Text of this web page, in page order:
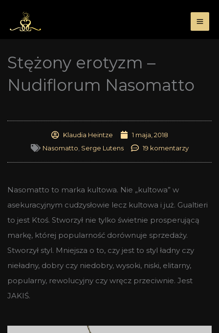
treści
Stężony erotyzm –
Nudiflorum Nasomatto
Klaudia Heintze
1 maja, 2018
Nasomatto Serge Lutens 19 komentarzy
Nasomatto to marka kultowa. Nie „kultowa” w
asekuracyjnym cudzysłowie lecz kultowa i już. Gualtieri
to jest Ktoś. Stworzył nie tylko świetnie prosperującą
markę, której popularność dorównuje sprzedaży.
Stworzył styl. Mniejsza o to, czy jest to styl ładny czy
nieładny, dobry czy niedobry, wysoki, niski, elitarny,
popularny, rewolucyjny czy wręcz przeciwnie. Jest
JAKIŚ.